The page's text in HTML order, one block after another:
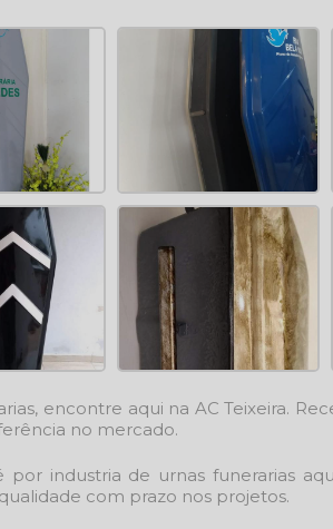
, encontre aqui na AC Teixeira.
no mercado.
por industria de urnas funerarias
com prazo nos projetos.